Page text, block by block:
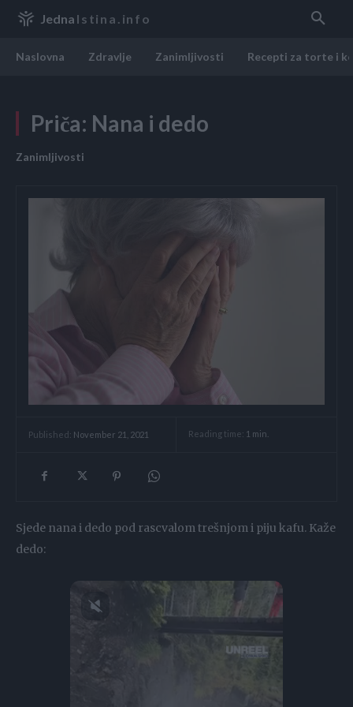
Jedna Istina.info
Naslovna Zdravlje Zanimljivosti Recepti za torte i
Priča: Nana i dedo
Zanimljivosti
Published: November 21, 2021 Reading time: 1 min.
Sjede nana i dedo pod rascvalom trešnjom i piju kafu. Kaže
dedo: